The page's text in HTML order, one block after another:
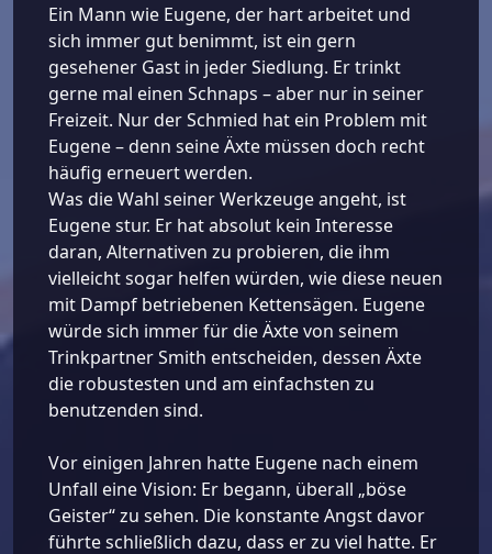
Ein Mann wie Eugene, der hart arbeitet und
sich immer gut benimmt, ist ein gern
gesehener Gast in jeder Siedlung. Er trinkt
gerne mal einen Schnaps – aber nur in seiner
Freizeit. Nur der Schmied hat ein Problem mit
Eugene – denn seine Äxte müssen doch recht
häufig erneuert werden.
Was die Wahl seiner Werkzeuge angeht, ist
Eugene stur. Er hat absolut kein Interesse
daran, Alternativen zu probieren, die ihm
vielleicht sogar helfen würden, wie diese neuen
mit Dampf betriebenen Kettensägen. Eugene
würde sich immer für die Äxte von seinem
Trinkpartner Smith entscheiden, dessen Äxte
die robustesten und am einfachsten zu
benutzenden sind.
Vor einigen Jahren hatte Eugene nach einem
Unfall eine Vision: Er begann, überall „böse
Geister“ zu sehen. Die konstante Angst davor
führte schließlich dazu, dass er zu viel hatte. Er